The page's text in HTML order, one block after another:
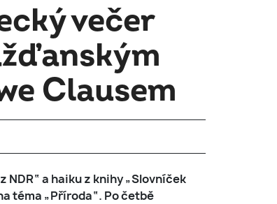
večer
Clausem
NDR“ a haiku z knihy „Slovníček
téma „Příroda“. Po četbě